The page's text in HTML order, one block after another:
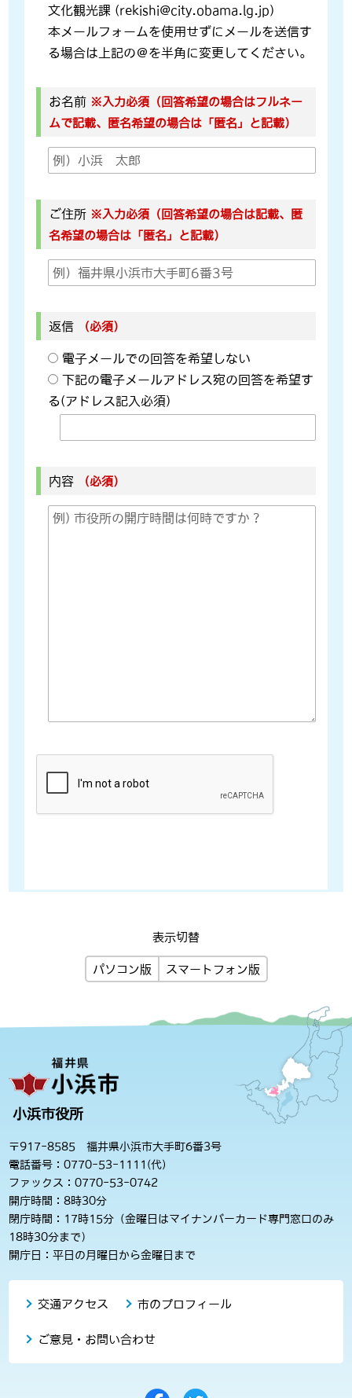
文化観光課 (rekishi@city.obama.lg.jp)
本メールフォームを使用せずにメールを送信す
る場合は上記の＠を半角に変更してください。
お名前 ※入力必須（回答希望の場合はフルネー
ムで記載、匿名希望の場合は「匿名」と記載）
ご住所 ※入力必須（回答希望の場合は記載、匿
名希望の場合は「匿名」と記載）
返信 （必須）
電子メールでの回答を希望しない
下記の電子メールアドレス宛の回答を希望す
る(アドレス記入必須)
内容 （必須）
表示切替
パソコン版 スマートフォン版
小浜市役所
〒917-8585 福井県小浜市大手町6番3号
電話番号：0770-53-1111(代)
ファックス：0770-53-0742
開庁時間：8時30分
閉庁時間：17時15分（金曜日はマイナンバーカード専門窓口のみ
18時30分まで）
開庁日：平日の月曜日から金曜日まで
交通アクセス 市のプロフィール
ご意見・お問い合わせ